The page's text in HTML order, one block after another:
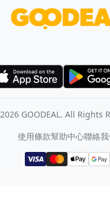
2026 GOODEAL. All Rights
使用條款幫助中心聯絡